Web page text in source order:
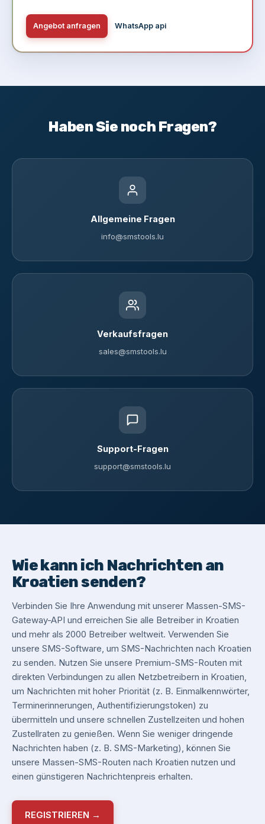
Angebot anfragen WhatsApp api
Haben Sie noch Fragen?
Allgemeine Fragen
info@smstools.lu
Verkaufsfragen
sales@smstools.lu
Support-Fragen
support@smstools.lu
Wie kann ich Nachrichten an
Kroatien senden?
Verbinden Sie Ihre Anwendung mit unserer Massen-SMS-
Gateway-API und erreichen Sie alle Betreiber in Kroatien
und mehr als 2000 Betreiber weltweit. Verwenden Sie
unsere SMS-Software, um SMS-Nachrichten nach Kroatien
zu senden. Nutzen Sie unsere Premium-SMS-Routen mit
direkten Verbindungen zu allen Netzbetreibern in Kroatien,
um Nachrichten mit hoher Priorität (z. B. Einmalkennwörter,
Terminerinnerungen, Authentifizierungstoken) zu
übermitteln und unsere schnellen Zustellzeiten und hohen
Zustellraten zu genießen. Wenn Sie weniger dringende
Nachrichten haben (z. B. SMS-Marketing), können Sie
unsere Massen-SMS-Routen nach Kroatien nutzen und
einen günstigeren Nachrichtenpreis erhalten.
REGISTRIEREN →